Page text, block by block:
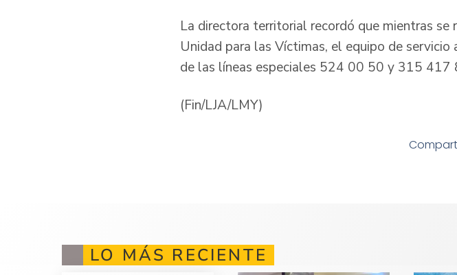
La directora territorial recordó que mientras
Unidad para las Víctimas, el equipo de
de las líneas especiales 524 00 50 y 315 417
(Fin/LJA/LMY)
LO MÁS RECIENTE